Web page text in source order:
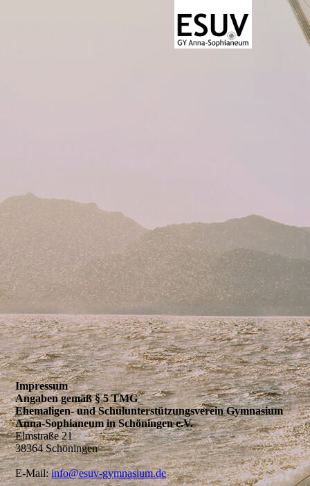
Impressum
Angaben gemäß § 5 TMG
Ehemaligen- und Schulunterstützungsverein Gymnasium
Anna-Sophianeum in Schöningen e.V.
Elmstraße 21
38364 Schöningen
E-Mail:info@esuv-gymnasium.de